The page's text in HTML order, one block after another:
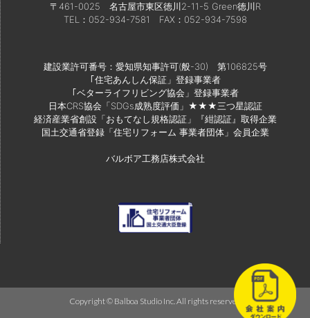
〒461-0025 名古屋市東区徳川2-11-5 Green徳川R
TEL：052-934-7581
FAX：052-934-7598
建設業許可番号：愛知県知事許可(般-30) 第106825号
｢住宅あんしん保証」登録事業者
｢ベターライフリビング協会」登録事業者
日本CRS協会「SDGs成熟度評価」★★★三つ星認証
経済産業省創設「おもてなし規格認証」『紺認証』取得企業
国土交通省登録「住宅リフォーム 事業者団体」会員企業
バルボア工務店株式会社
Copyright © Balboa Studio Inc. All rights reserved